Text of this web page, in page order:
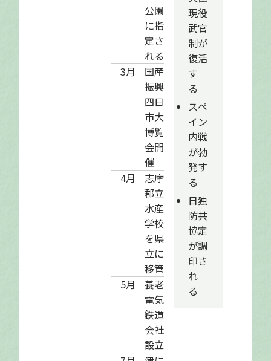
公園
に指
定さ
れる
3月
国産
振興
四日
市大
博覧
会開
催
4月
志摩
郡立
水産
学校
を県
立に
移管
5月
養老
電気
鉄道
会社
設立
現役
武官
制が
復活
す
る
スペ
イン
内戦
が勃
発す
る
日独
防共
協定
が調
印さ
れ
る